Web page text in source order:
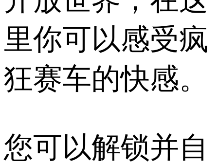
里你可以感受疯
狂赛车的快感。
您可以解锁并自